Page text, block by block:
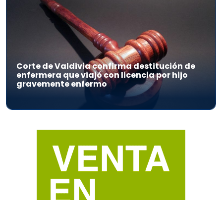
Corte de Valdivia confirma destitución de
enfermera que viajó con licencia por hijo
gravemente enfermo